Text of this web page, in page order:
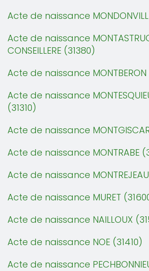
Acte de naissance
Acte de naissance
CONSEILLERE (31380)
Acte de naissance MONTBERON
Acte de naissance
(31310)
Acte de naissance
Acte de naissance MONTRABE
Acte de naissance MONTREJEAU
Acte de naissance MURET
Acte de naissance NAILLOUX
Acte de naissance NOE (31410)
Acte de naissance